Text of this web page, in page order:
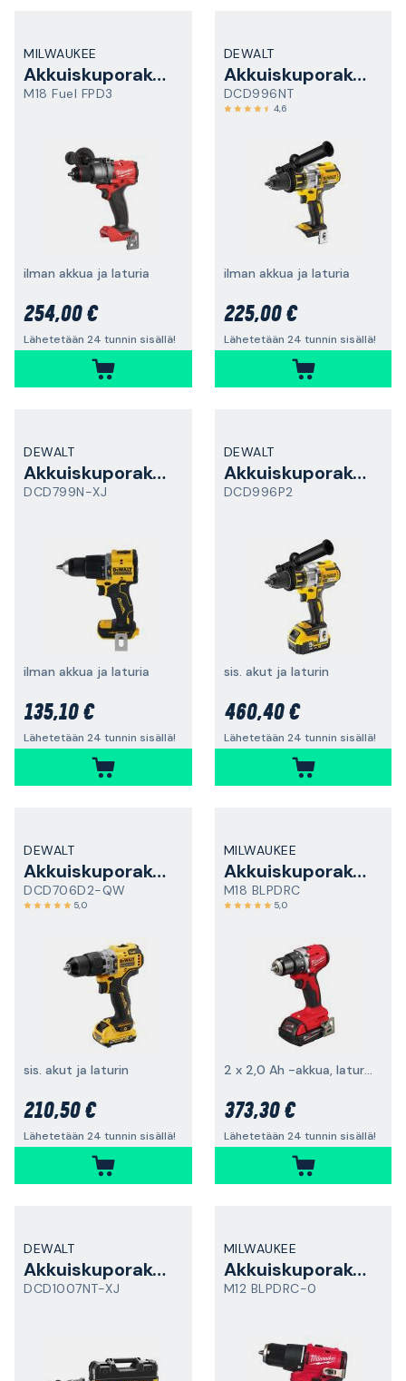
MILWAUKEE
Akkuiskuporakone
M18 Fuel FPD3
ilman akkua ja laturia
254,00 €
Lähetetään 24 tunnin sisällä!
DEWALT
Akkuiskuporakone
DCD996NT
4,6
ilman akkua ja laturia
225,00 €
Lähetetään 24 tunnin sisällä!
DEWALT
Akkuiskuporakone
DCD799N-XJ
ilman akkua ja laturia
135,10 €
Lähetetään 24 tunnin sisällä!
DEWALT
Akkuiskuporakone
DCD996P2
sis. akut ja laturin
460,40 €
Lähetetään 24 tunnin sisällä!
DEWALT
Akkuiskuporakone
DCD706D2-QW
5,0
sis. akut ja laturin
210,50 €
Lähetetään 24 tunnin sisällä!
MILWAUKEE
Akkuiskuporakone
M18 BLPDRC
5,0
2 x 2,0 Ah -akkua, laturi ja laukku
373,30 €
Lähetetään 24 tunnin sisällä!
DEWALT
Akkuiskuporakone
DCD1007NT-XJ
MILWAUKEE
Akkuiskuporakone
M12 BLPDRC-0